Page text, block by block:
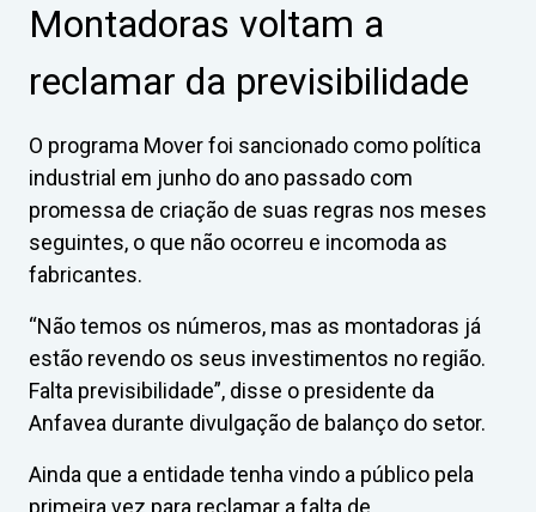
Montadoras voltam a
reclamar da previsibilidade
O programa Mover foi sancionado como política
industrial em junho do ano passado com
promessa de criação de suas regras nos meses
seguintes, o que não ocorreu e incomoda as
fabricantes.
“Não temos os números, mas as montadoras já
estão revendo os seus investimentos no região.
Falta previsibilidade”, disse o presidente da
Anfavea durante divulgação de balanço do setor.
Ainda que a entidade tenha vindo a público pela
primeira vez para reclamar a falta de